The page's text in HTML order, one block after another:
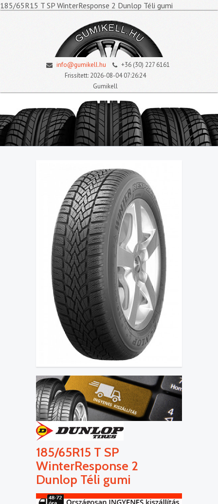
185/65R15 T SP WinterResponse 2 Dunlop Téli gumi
info@gumikell.hu
+36 (30) 227 6161
Frissített: 2026-08-04 07:26:24
Gumikell
185/65R15 T SP
WinterResponse 2
Dunlop Téli gumi